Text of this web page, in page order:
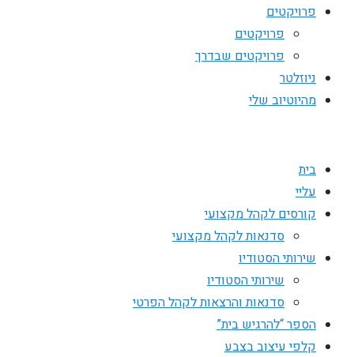
פרויקטים
פרויקטים
פרויקטים שבדרך
ניוזלטר
מהיוטיוב שלי
בית
עליי
קורסים לקהל מקצועי
סדנאות לקהל מקצועי
שירותי הסטודיו
שירותי הסטודיו
סדנאות והרצאות לקהל הפרטי
הספר “להרגיש בית”
קלפי עיצוב בצבע